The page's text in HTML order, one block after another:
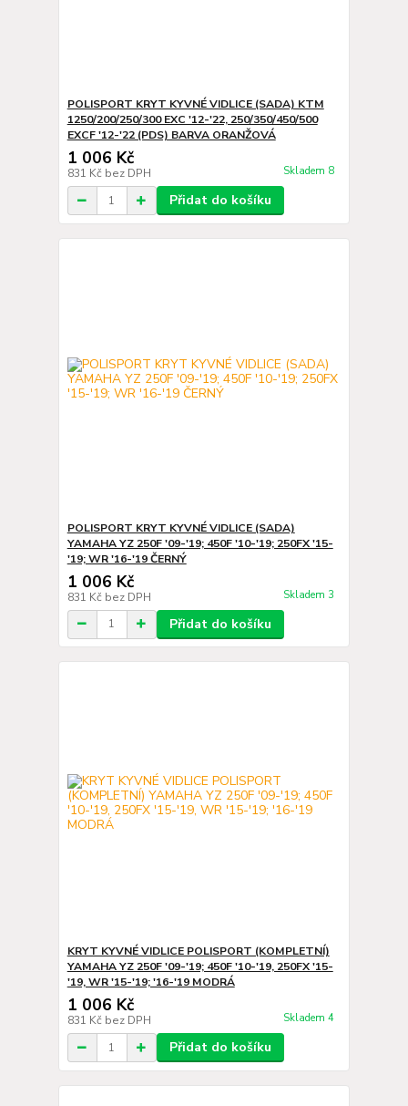
POLISPORT KRYT KYVNÉ VIDLICE (SADA) KTM
1250/200/250/300 EXC '12-'22, 250/350/450/500
EXCF '12-'22 (PDS) BARVA ORANŽOVÁ
1 006 Kč
831 Kč bez DPH Skladem 8
Přidat do košíku
POLISPORT KRYT KYVNÉ VIDLICE (SADA)
YAMAHA YZ 250F '09-'19; 450F '10-'19; 250FX '15-
'19; WR '16-'19 ČERNÝ
1 006 Kč
831 Kč bez DPH Skladem 3
Přidat do košíku
KRYT KYVNÉ VIDLICE POLISPORT (KOMPLETNÍ)
YAMAHA YZ 250F '09-'19; 450F '10-'19, 250FX '15-
'19, WR '15-'19; '16-'19 MODRÁ
1 006 Kč
831 Kč bez DPH Skladem 4
Přidat do košíku